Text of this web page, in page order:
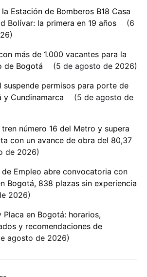
Estación de Bomberos B18 Casa
Bolívar: la primera en 19 años
6
más de 1.000 vacantes para la
de Bogotá
5 de agosto de 2026
suspende permisos para porte de
y Cundinamarca
5 de agosto de
número 16 del Metro y supera
con un avance de obra del 80,37
de 2026
Empleo abre convocatoria con
Bogotá, 838 plazas sin experiencia
2026
Placa en Bogotá: horarios,
y recomendaciones de
agosto de 2026